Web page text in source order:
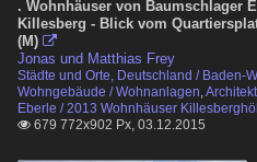
. Wohnhäuser von Baumschlager
Killesberg - Blick vom
(M) 
Jonas und Matthias Frey
Städte und Orte, Deutschland / Baden-
Wohngebäude / Wohnanlagen,
Eberle / 2013 Wohnhäuser
 679 772x902 Px, 03.12.2015